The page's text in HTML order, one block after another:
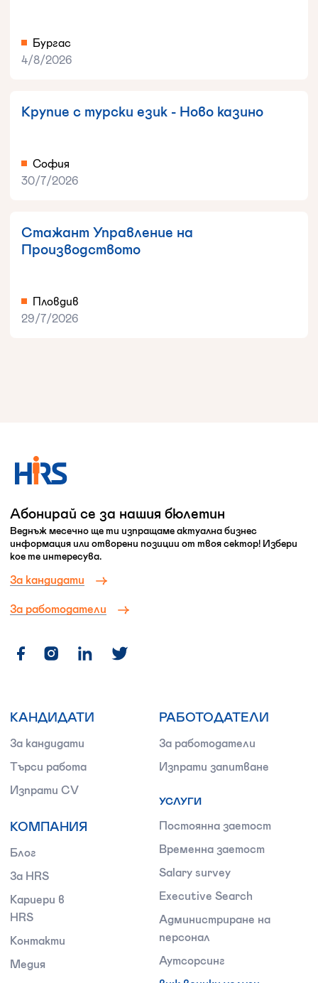
Бургас
4/8/2026
Крупие с турски език - Ново казино
София
30/7/2026
Стажант Управление на
Производството
Пловдив
29/7/2026
Абонирай се за нашия бюлетин
Веднъж месечно ще ти изпращаме актуална бизнес
информация или отворени позиции от твоя сектор! Избери
кое те интересува.
За кандидати
За работодатели
КАНДИДАТИ
За кандидати
Търси работа
Изпрати CV
КОМПАНИЯ
Блог
За HRS
Кариери в
HRS
Контакти
Медия
РАБОТОДАТЕЛИ
За работодатели
Изпрати запитване
УСЛУГИ
Постоянна заетост
Временна заетост
Salary survey
Executive Search
Администриране на
персонал
Аутсорсинг